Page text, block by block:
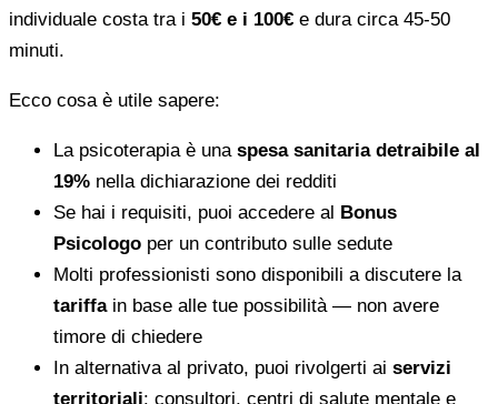
individuale costa tra i 50€ e i 100€ e dura circa 45-50
minuti.
Ecco cosa è utile sapere:
La psicoterapia è una spesa sanitaria detraibile al
19% nella dichiarazione dei redditi
Se hai i requisiti, puoi accedere al Bonus
Psicologo per un contributo sulle sedute
Molti professionisti sono disponibili a discutere la
tariffain base alle tue possibilità — non avere
timore di chiedere
In alternativa al privato, puoi rivolgerti ai servizi
territoriali: consultori, centri di salute mentale e